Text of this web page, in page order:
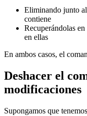
Eliminando junto
contiene
Recuperándolas
en ellas
En ambos casos, el
Deshacer el
modificaciones
Supongamos que